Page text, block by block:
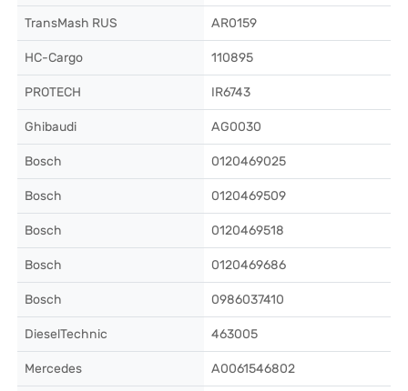
TransMash RUS AR0159
HC-Cargo 110895
PROTECH IR6743
Ghibaudi AG0030
Bosch 0120469025
Bosch 0120469509
Bosch 0120469518
Bosch 0120469686
Bosch 0986037410
DieselTechnic 463005
Mercedes A0061546802